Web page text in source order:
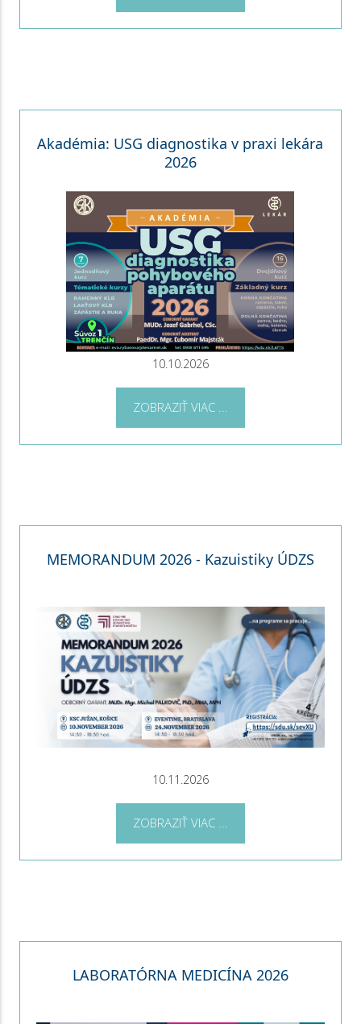
Akadémia: USG diagnostika v praxi lekára
2026
10.10.2026
ZOBRAZIŤ VIAC ...
MEMORANDUM 2026 - Kazuistiky ÚDZS
10.11.2026
ZOBRAZIŤ VIAC ...
LABORATÓRNA MEDICÍNA 2026